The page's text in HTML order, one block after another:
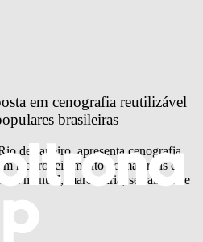
em cenografia reutilizável
brasileiras
de Janeiro, apresenta cenografia
reaproveitamento de materiais e
manual, marcenaria, serralheria e